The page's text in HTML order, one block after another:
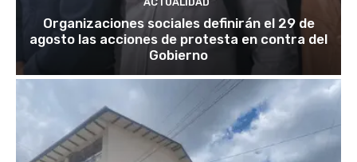
Organizaciones sociales definirán el 29 de
agosto las acciones de protesta en contra del
Gobierno